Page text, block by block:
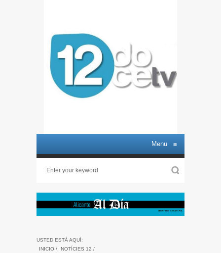
Menu ≡
USTED ESTÁ AQUÍ:
INICIO / NOTÍCIES 12 /